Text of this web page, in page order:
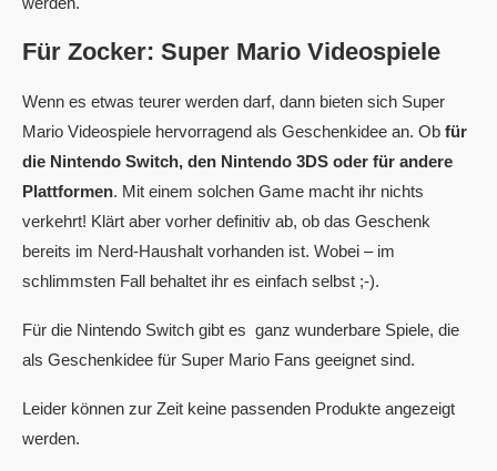
Für Zocker: Super Mario Videospiele
Wenn es etwas teurer werden darf, dann bieten sich Super
Mario Videospiele hervorragend als Geschenkidee an. Ob für
die Nintendo Switch, den Nintendo 3DS oder für andere
Plattformen. Mit einem solchen Game macht ihr nichts
verkehrt! Klärt aber vorher definitiv ab, ob das Geschenk
bereits im Nerd-Haushalt vorhanden ist. Wobei – im
schlimmsten Fall behaltet ihr es einfach selbst ;-).
Für die Nintendo Switch gibt es ganz wunderbare Spiele, die
als Geschenkidee für Super Mario Fans geeignet sind.
Leider können zur Zeit keine passenden Produkte angezeigt
werden.